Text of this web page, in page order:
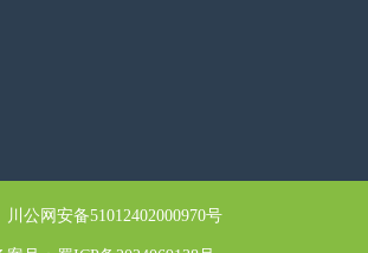
川公网安备51012402000970号